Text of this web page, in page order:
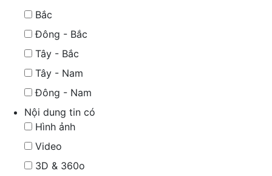
Bắc
Đông - Bắc
Tây - Bắc
Tây - Nam
Đông - Nam
Nội dung tin có
Hình ảnh
Video
3D & 360o